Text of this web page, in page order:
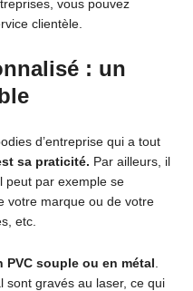
vous pouvez
clientèle.
: un
d’entreprise qui a tout
sa praticité. Par ailleurs, il
peut par exemple se
votre marque ou de votre
etc.
PVC souple ou en métal
sont gravés au laser, ce qui